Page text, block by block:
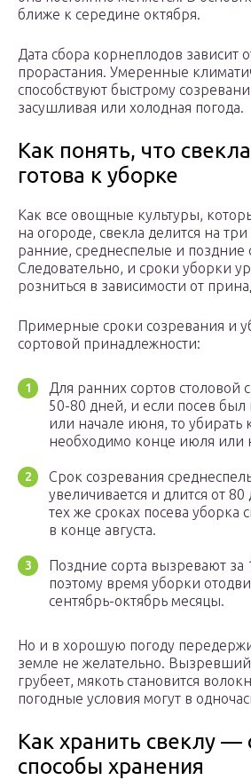
ближе к середине октября.
Дата сбора корнеплодов зависит
прорастания. Умеренные
способствуют быстрому
засушливая или холодная погода.
Как понять, что
готова к уборке
Как все овощные культуры,
на огороде, свекла делится на
ранние, среднеспелые и поздние
Следовательно, и сроки уборки
розниться в зависимости от
Примерные сроки созревания и
сортовой принадлежности:
Для ранних сортов столовой
50-80 дней, и если посев
или начале июня, то убирать
необходимо конце июля или
Срок созревания
увеличивается и длится от
тех же сроках посева уборка
в конце августа.
Поздние сорта вызревают за
поэтому время уборки
сентябрь-октябрь месяцы.
Но и в хорошую погоду
земле не желательно.
грубеет, мякоть становится
погодные условия могут в
Как хранить свеклу —
способы хранения